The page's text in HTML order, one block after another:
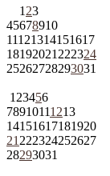
1 23
45678910
11121314151617
18192021 222324
25262728293031
1 23456
78910111213
14151617181920
21 222324252627
28293031